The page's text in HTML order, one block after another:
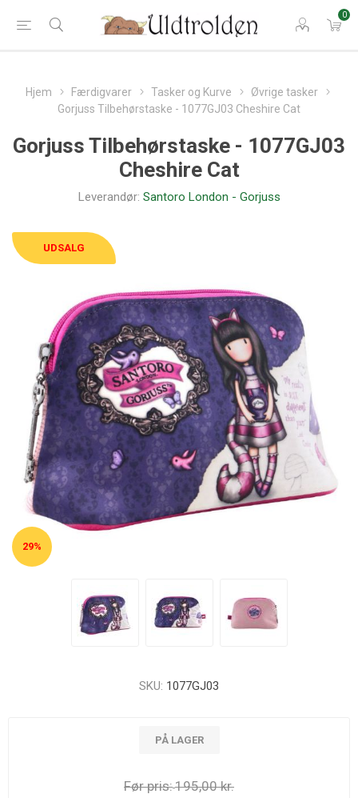
0
Hjem Færdigvarer Tasker og Kurve
Øvrige tasker
Gorjuss Tilbehørstaske - 1077GJ03 Cheshire Cat
Gorjuss Tilbehørstaske - 1077GJ03
Cheshire Cat
Leverandør: Santoro London - Gorjuss
UDSALG
29%
SKU: 1077GJ03
PÅ LAGER
Før pris:195,00 kr.